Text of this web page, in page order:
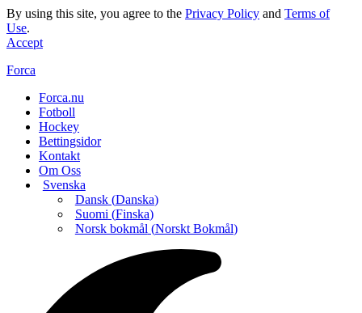
By using this site, you agree to the Privacy Policy and Terms of
Use.
Accept
Forca
Forca.nu
Fotboll
Hockey
Bettingsidor
Kontakt
Om Oss
Svenska
Dansk(Danska)
Suomi (Finska)
Norsk bokmål (Norskt Bokmål)